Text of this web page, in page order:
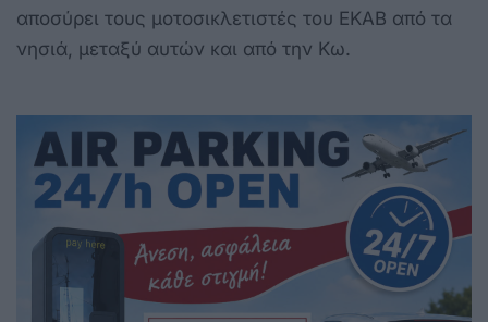
αποσύρει τους μοτοσικλετιστές του ΕΚΑΒ από τα
νησιά, μεταξύ αυτών και από την Κω.